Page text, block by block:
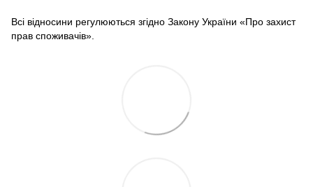
Всі відносини регулюються згідно Закону України «Про захист
прав споживачів».